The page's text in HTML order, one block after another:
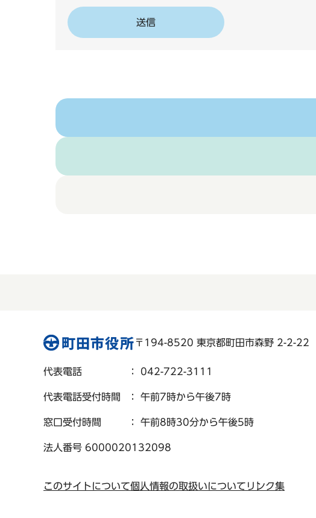
〒194-8520 東京都町田市森野 2-2-22
代表電話 ： 042-722-3111
代表電話受付時間 ： 午前7時から午後7時
窓口受付時間 ： 午前8時30分から午後5時
法人番号 6000020132098
このサイトについて個人情報の取扱いについて リンク集